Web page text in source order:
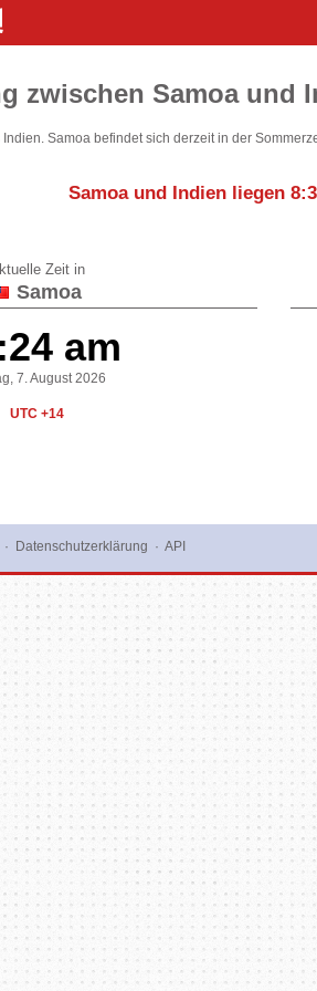
zwischen Samoa und
Indien. Samoa befindet sich derzeit in der
Samoa und Indien liegen
Zeit in
Samoa
am
7. August 2026
UTC +14
Datenschutzerklärung · API